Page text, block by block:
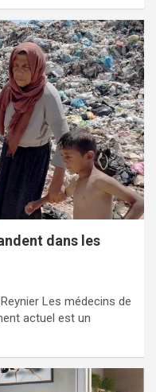
dans les
Les médecins de
actuel est un